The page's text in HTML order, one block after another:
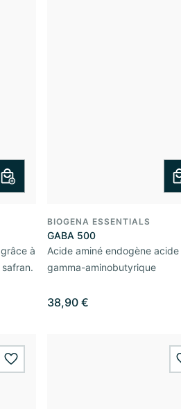
à
BIOGENA ESSENTIALS
GABA 500
Acide aminé endogène acide
gamma-aminobutyrique
38,90 €
wishlist.add